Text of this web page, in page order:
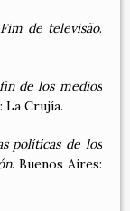
Fim de televisão.
de los medios
La Crujía.
políticas de los
. Buenos Aires: